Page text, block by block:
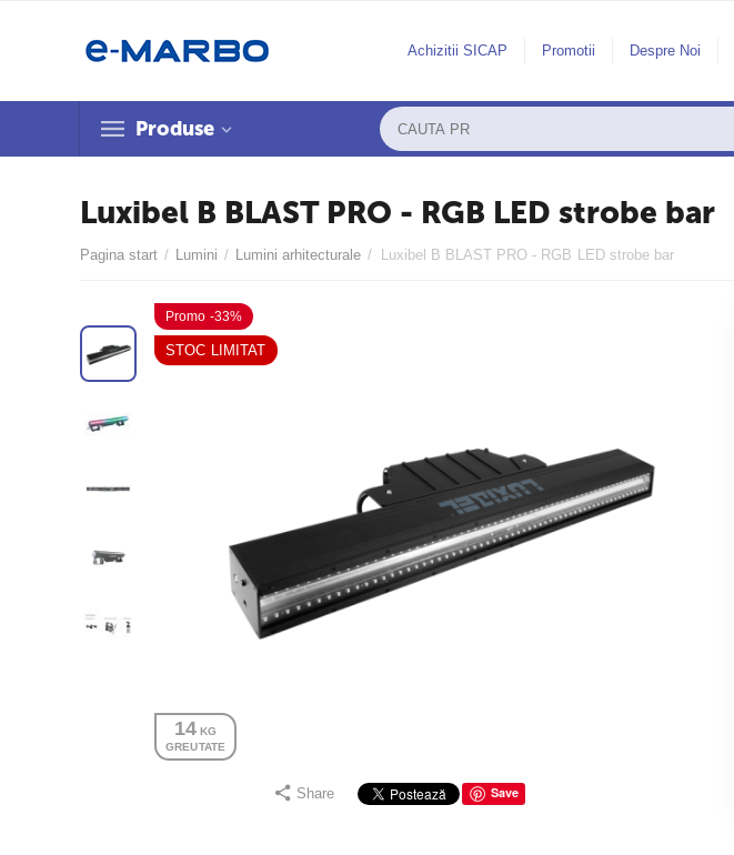
Achizitii SICAP Promotii Despre Noi
Produse
Luxibel B BLAST PRO - RGB LED strobe bar
Pagina start / Lumini / Lumini arhitecturale / Luxibel B BLAST PRO - RGB LED strobe bar
Promo -33%
STOC LIMITAT
14 KG
GREUTATE
Share Save